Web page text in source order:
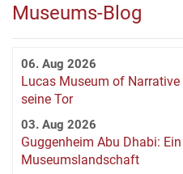
Museums-Blog
06. Aug 2026
Lucas Museum of
seine Tor
03. Aug 2026
Guggenheim Abu Dhabi:
Museumslandschaft